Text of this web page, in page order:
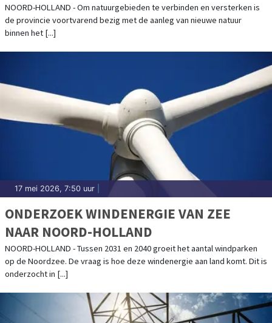
NOORD-HOLLAND - Om natuurgebieden te verbinden en versterken is
de provincie voortvarend bezig met de aanleg van nieuwe natuur
binnen het [...]
17 mei 2026, 7:50 uur
ONDERZOEK WINDENERGIE VAN ZEE
NAAR NOORD-HOLLAND
NOORD-HOLLAND - Tussen 2031 en 2040 groeit het aantal windparken
op de Noordzee. De vraag is hoe deze windenergie aan land komt. Dit is
onderzocht in [...]